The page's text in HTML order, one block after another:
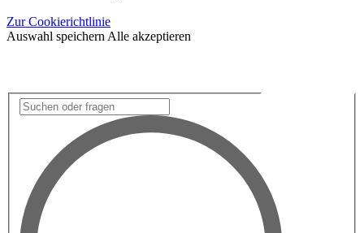
Zur Cookierichtlinie
Auswahl speichern Alle akzeptieren